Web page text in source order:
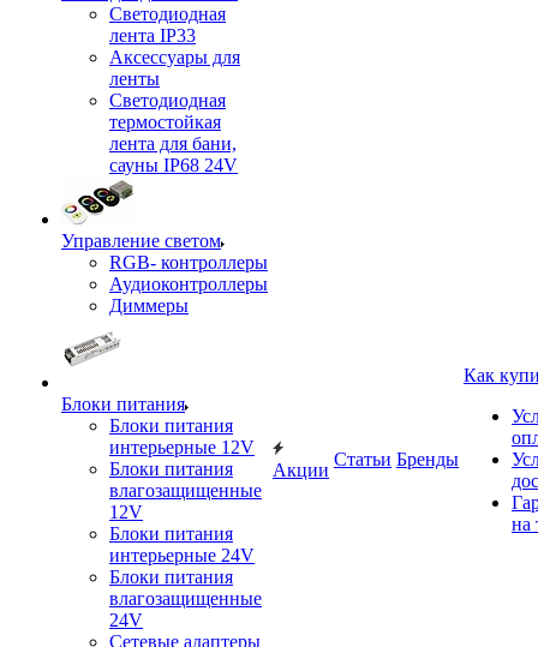
Светодиодная
лента IP33
Аксессуары для
ленты
Светодиодная
термостойкая
лента для бани,
сауны IP68 24V
Управление светом
RGB- контроллеры
Аудиоконтроллеры
Диммеры
Блоки питания
Блоки питания
интерьерные 12V
Блоки питания
влагозащищенные
12V
Блоки питания
интерьерные 24V
Блоки питания
влагозащищенные
24V
Сетевые адаптеры
Акции
Статьи Бренды
Как
на